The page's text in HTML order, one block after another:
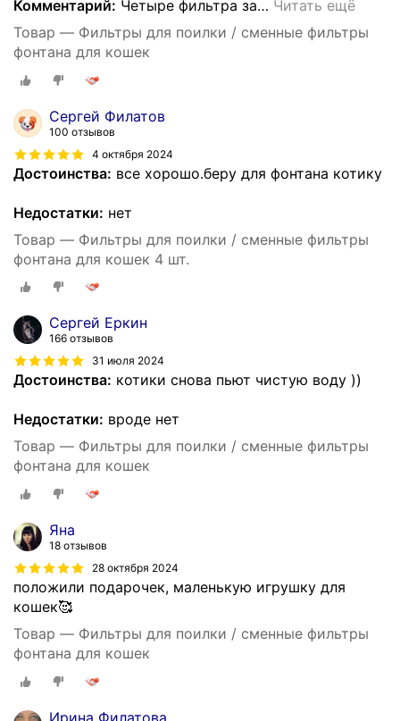
Комментарий: Четыре фильтра за… Читать ещё
Товар — Фильтры для поилки / сменные фильтры
фонтана для кошек
Сергей Филатов
100 отзывов
4 октября 2024
Достоинства: все хорошо.беру для фонтана котику
Недостатки: нет
Товар — Фильтры для поилки / сменные фильтры
фонтана для кошек 4 шт.
Сергей Еркин
166 отзывов
31 июля 2024
Достоинства: котики снова пьют чистую воду ))
Недостатки: вроде нет
Товар — Фильтры для поилки / сменные фильтры
фонтана для кошек
Яна
18 отзывов
28 октября 2024
положили подарочек, маленькую игрушку для
кошек🥰
Товар — Фильтры для поилки / сменные фильтры
фонтана для кошек
Ирина Филатова